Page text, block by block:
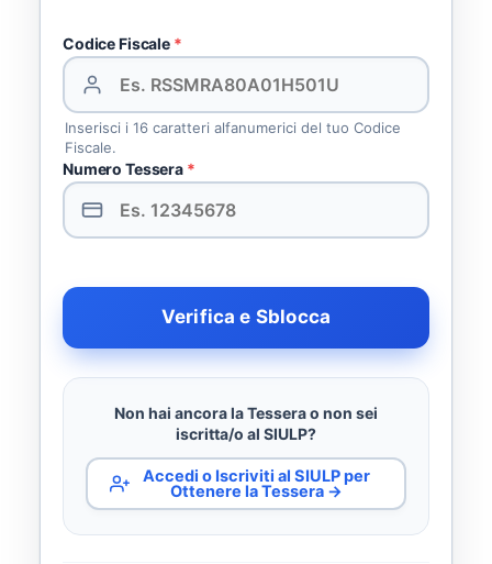
Codice Fiscale *
Inserisci i 16 caratteri alfanumerici del tuo Codice
Fiscale.
Numero Tessera *
Verifica e Sblocca
Non hai ancora la Tessera o non sei
iscritta/o al SIULP?
Accedi o Iscriviti al SIULP per
Ottenere la Tessera →